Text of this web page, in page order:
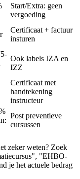
Start/Extra: geen
vergoeding
Certificaat + factuur
insturen
Ook labels IZA en
IZZ
Certificaat met
handtekening
instructeur
Post preventieve
cursussen
zeker weten? Zoek
"EHBO-
je het actuele bedrag